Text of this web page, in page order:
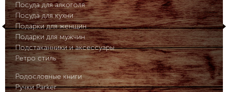
Посуда для алкоголя
Посуда для кухни
Подарки для женщин
Подарки для мужчин
Подстаканники и аксессуары
Ретро стиль
Родословные книги
Ручки Parker